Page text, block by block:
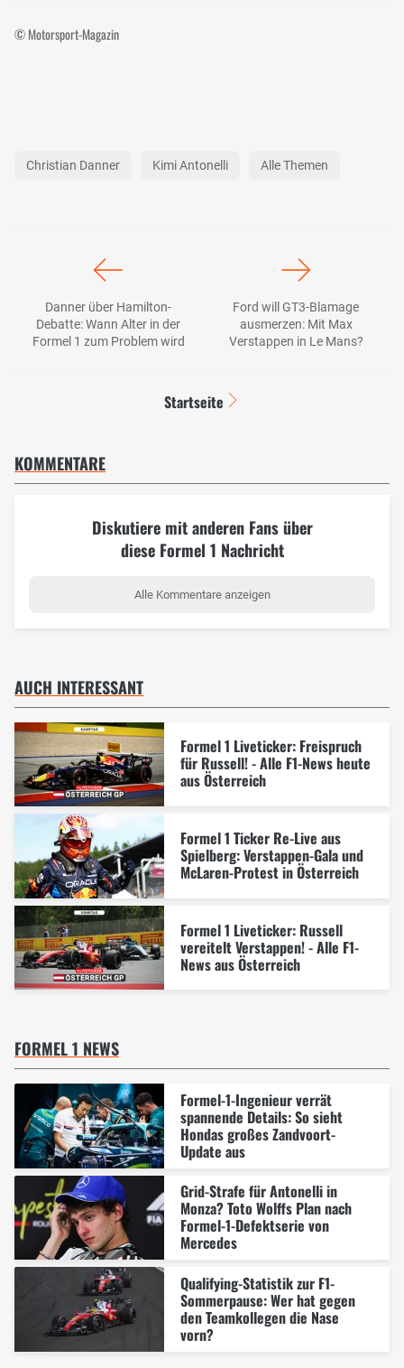
© Motorsport-Magazin
Christian Danner Kimi Antonelli Alle Themen
Danner über Hamilton-
Debatte: Wann Alter in der
Formel 1 zum Problem wird
Ford will GT3-Blamage
ausmerzen: Mit Max
Verstappen in Le Mans?
Startseite
KOMMENTARE
Diskutiere mit anderen Fans über
diese Formel 1 Nachricht
Alle Kommentare anzeigen
AUCH INTERESSANT
Formel 1 Liveticker: Freispruch
für Russell! - Alle F1-News heute
aus Österreich
Formel 1 Ticker Re-Live aus
Spielberg: Verstappen-Gala und
McLaren-Protest in Österreich
Formel 1 Liveticker: Russell
vereitelt Verstappen! - Alle F1-
News aus Österreich
FORMEL 1 NEWS
Formel-1-Ingenieur verrät
spannende Details: So sieht
Hondas großes Zandvoort-
Update aus
Grid-Strafe für Antonelli in
Monza? Toto Wolffs Plan nach
Formel-1-Defektserie von
Mercedes
Qualifying-Statistik zur F1-
Sommerpause: Wer hat gegen
den Teamkollegen die Nase
vorn?